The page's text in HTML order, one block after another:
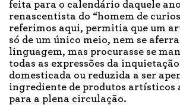
feita para o calendário daquele
renascentista do “homem de
referimos aqui, permitia que um
só de um único meio, nem se
linguagem, mas procurasse se
todas as expressões da
domesticada ou reduzida a ser
ingrediente de produtos artísticos
para a plena circulação.